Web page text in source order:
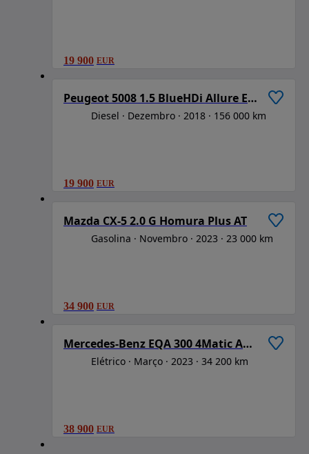
19 900 EUR
Peugeot 5008 1.5 BlueHDi Allure EAT8
Diesel Dezembro 2018 156 000 km
19 900 EUR
Mazda CX-5 2.0 G Homura Plus AT
Gasolina Novembro 2023 23 000 km
34 900 EUR
Mercedes-Benz EQA 300 4Matic AMG Line
Elétrico Março 2023 34 200 km
38 900 EUR